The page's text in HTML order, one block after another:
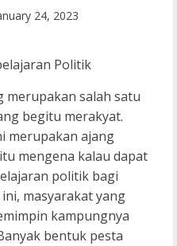
24, 2023
Politik
merupakan salah satu
begitu merakyat.
merupakan ajang
mengena kalau dapat
politik bagi
masyarakat yang
kampungnya
bentuk pesta